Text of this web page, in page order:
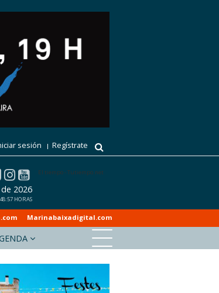
sesión Regístrate
El tiempo - Tutiempo.net
2026
HORAS
Marinabaixadigital.com